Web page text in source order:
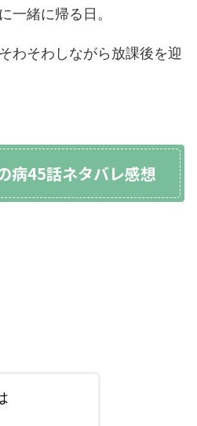
一緒に帰る日。
わそわしながら放課後を迎
病45話ネタバレ感想